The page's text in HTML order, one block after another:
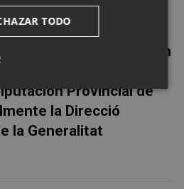
año, continúa el
Hotel Meliá Benidorm
Benidorm. Como
Provincial de
la Direcció
la Generalitat
TODO